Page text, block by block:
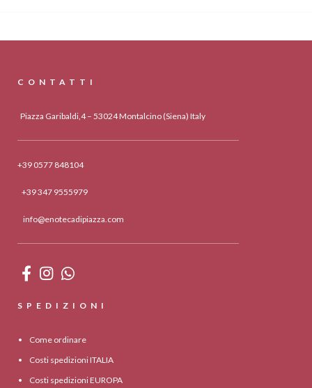
CONTATTI
Piazza Garibaldi,4 – 53024 Montalcino (Siena) Italy
+39 0577 848104
+39 347 9555979
info@enotecadipiazza.com
SPEDIZIONI
Come ordinare
Costi spedizioni ITALIA
Costi spedizioni EUROPA